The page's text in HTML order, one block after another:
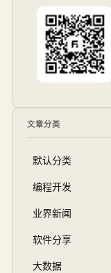
文章分类
默认分类
编程开发
业界新闻
软件分享
大数据